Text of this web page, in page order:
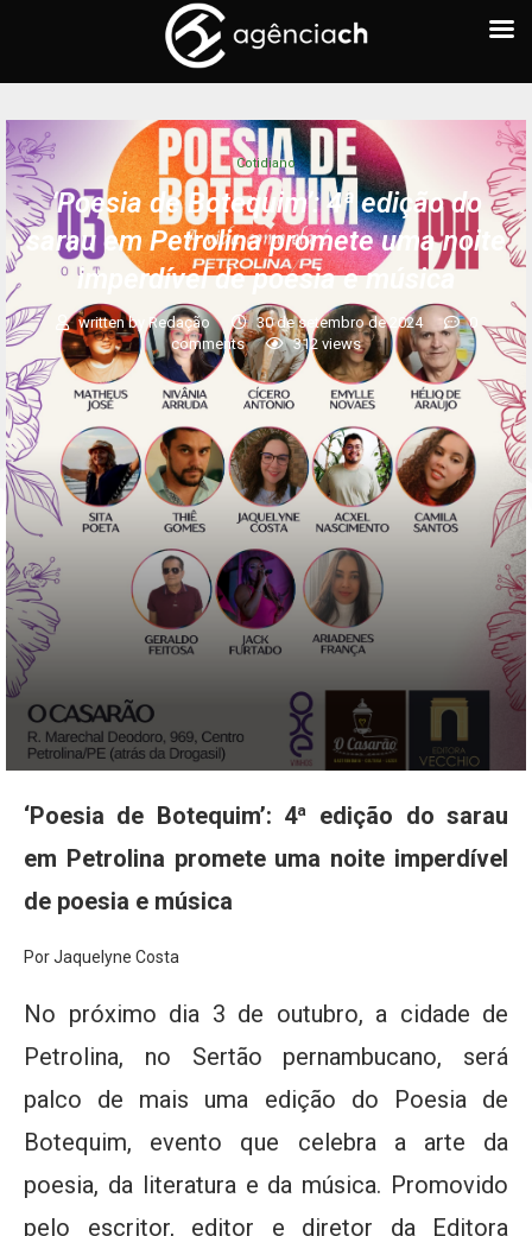
Cotidiano
‘Poesia de Botequim’: 4ª edição do
sarau em Petrolina promete uma noite
imperdível de poesia e música
written byRedação 30 de setembro de 2024
0
comments
312views
‘Poesia de Botequim’: 4ª edição do sarau
em Petrolina promete uma noite imperdível
de poesia e música
Por Jaquelyne Costa
No próximo dia 3 de outubro, a cidade de
Petrolina, no Sertão pernambucano, será
palco de mais uma edição do Poesia de
Botequim, evento que celebra a arte da
poesia, da literatura e da música. Promovido
pelo escritor, editor e diretor da Editora